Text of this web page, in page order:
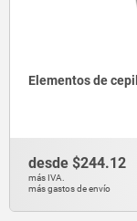
Elementos de
desde $244.12
más IVA.
más gastos de envío